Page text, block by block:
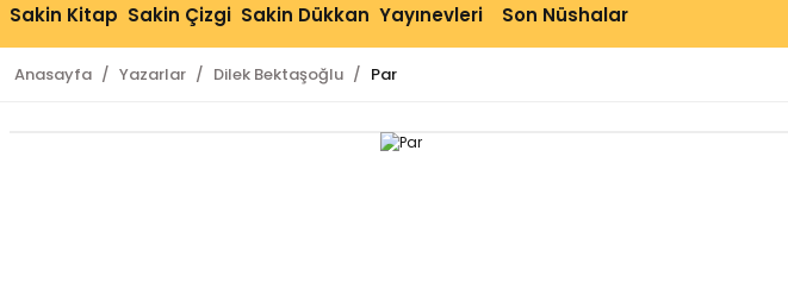
Sakin Kitap Sakin Çizgi Sakin Dükkan Yayınevleri Son Nüshalar
Anasayfa Yazarlar Dilek Bektaşoğlu Par